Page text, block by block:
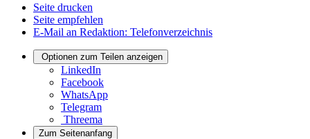
Seite drucken
Seite empfehlen
E-Mail an Redaktion: Telefonverzeichnis
Optionen zum Teilen anzeigen
LinkedIn
Facebook
WhatsApp
Telegram
Threema
Zum Seitenanfang